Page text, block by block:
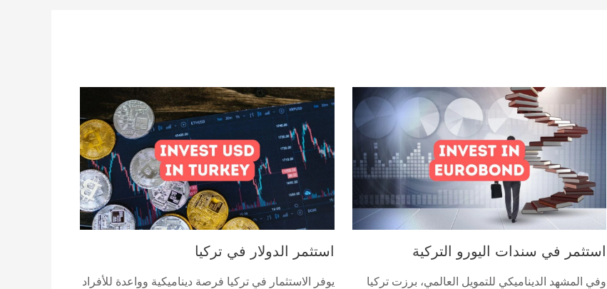
استثمر في سندات اليورو التركية
وفي المشهد الديناميكي للتمويل العالمي، برزت تركيا
استثمر الدولار في تركيا
يوفر الاستثمار في تركيا فرصة ديناميكية وواعدة للأفراد